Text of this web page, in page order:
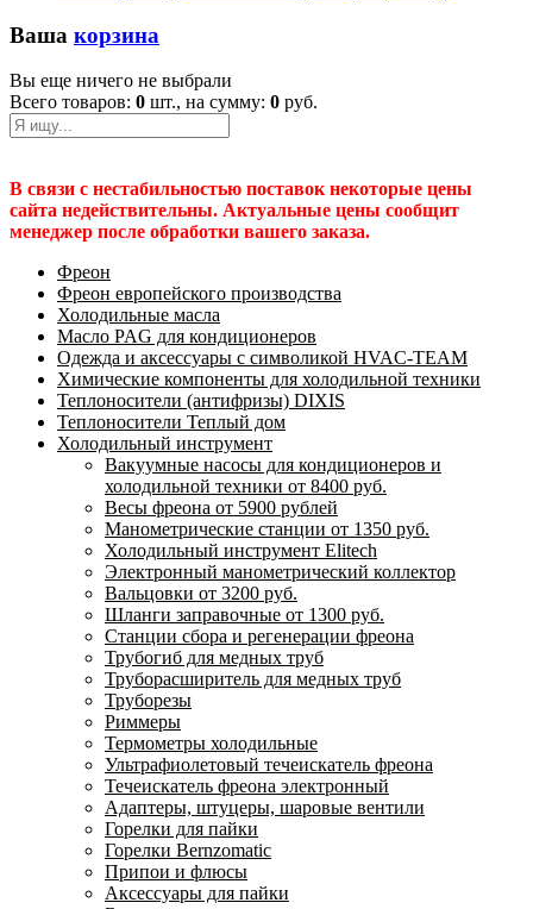
Ваша корзина
Вы еще ничего не выбрали
Всего товаров: 0 шт., на сумму: 0 руб.
В связи с нестабильностью поставок некоторые цены
сайта недействительны. Актуальные цены сообщит
менеджер после обработки вашего заказа.
Фреон
Фреон европейского производства
Холодильные масла
Масло PAG для кондиционеров
Одежда и аксессуары с символикой HVAC-TEAM
Химические компоненты для холодильной техники
Теплоносители (антифризы) DIXIS
Теплоносители Теплый дом
Холодильный инструмент
Вакуумные насосы для кондиционеров и
холодильной техники от 8400 руб.
Весы фреона от 5900 рублей
Манометрические станции от 1350 руб.
Холодильный инструмент Elitech
Электронный манометрический коллектор
Вальцовки от 3200 руб.
Шланги заправочные от 1300 руб.
Станции сбора и регенерации фреона
Трубогиб для медных труб
Труборасширитель для медных труб
Труборезы
Риммеры
Термометры холодильные
Ультрафиолетовый течеискатель фреона
Течеискатель фреона электронный
Адаптеры, штуцеры, шаровые вентили
Горелки для пайки
Горелки Bernzomatic
Припои и флюсы
Аксессуары для пайки